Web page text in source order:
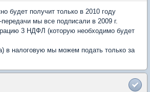
будет получит только в 2010 году
мы все подписали в 2009 г.
3 НДФЛ (которую необходимо будет
в налоговую мы можем подать только за